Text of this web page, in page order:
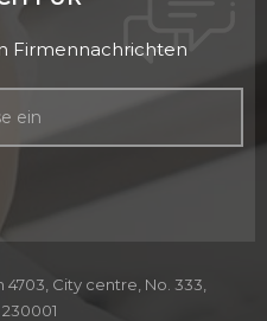
Firmennachrichten
City centre, No. 333,